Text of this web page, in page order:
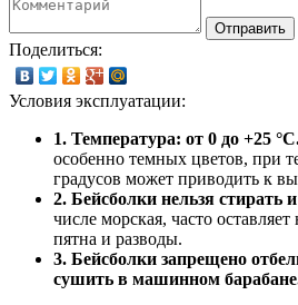
Отправить
Поделиться:
Условия эксплуатации:
1. Температура: от 0 до +25
особенно темных цветов, при
градусов может приводить к
2. Бейсболки нельзя стирать
числе морская, часто
пятна и разводы.
3. Бейсболки запрещено
сушить в машинном